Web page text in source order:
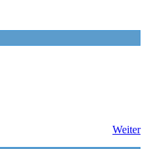
Weiter